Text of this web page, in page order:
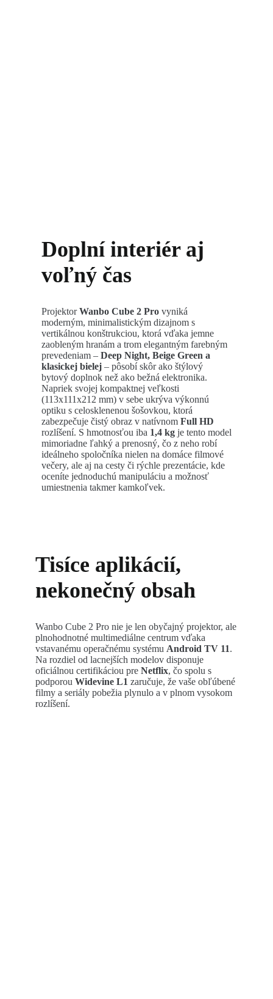
Doplní interiér aj
voľný čas
ProjektorWanbo Cube 2 Pro vyniká
moderným, minimalistickým dizajnom s
vertikálnou konštrukciou, ktorá vďaka jemne
zaobleným hranám a trom elegantným farebným
prevedeniam – Deep Night, Beige Green a
klasickej bielej – pôsobí skôr ako štýlový
bytový doplnok než ako bežná elektronika.
Napriek svojej kompaktnej veľkosti
(113x111x212 mm) v sebe ukrýva výkonnú
optiku s celosklenenou šošovkou, ktorá
zabezpečuje čistý obraz v natívnom Full HD
rozlíšení. S hmotnosťou iba 1,4 kg je tento model
mimoriadne ľahký a prenosný, čo z neho robí
ideálneho spoločníka nielen na domáce filmové
večery, ale aj na cesty či rýchle prezentácie, kde
oceníte jednoduchú manipuláciu a možnosť
umiestnenia takmer kamkoľvek.
Tisíce aplikácií,
nekonečný obsah
Wanbo Cube 2 Pro nie je len obyčajný projektor, ale
plnohodnotné multimediálne centrum vďaka
vstavanému operačnému systému Android TV 11.
Na rozdiel od lacnejších modelov disponuje
oficiálnou certifikáciou pre Netflix, čo spolu s
podporou Widevine L1 zaručuje, že vaše obľúbené
filmy a seriály pobežia plynulo a v plnom vysokom
rozlíšení.